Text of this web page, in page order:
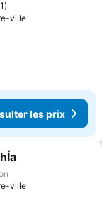
ville
les prix
favoris
ville